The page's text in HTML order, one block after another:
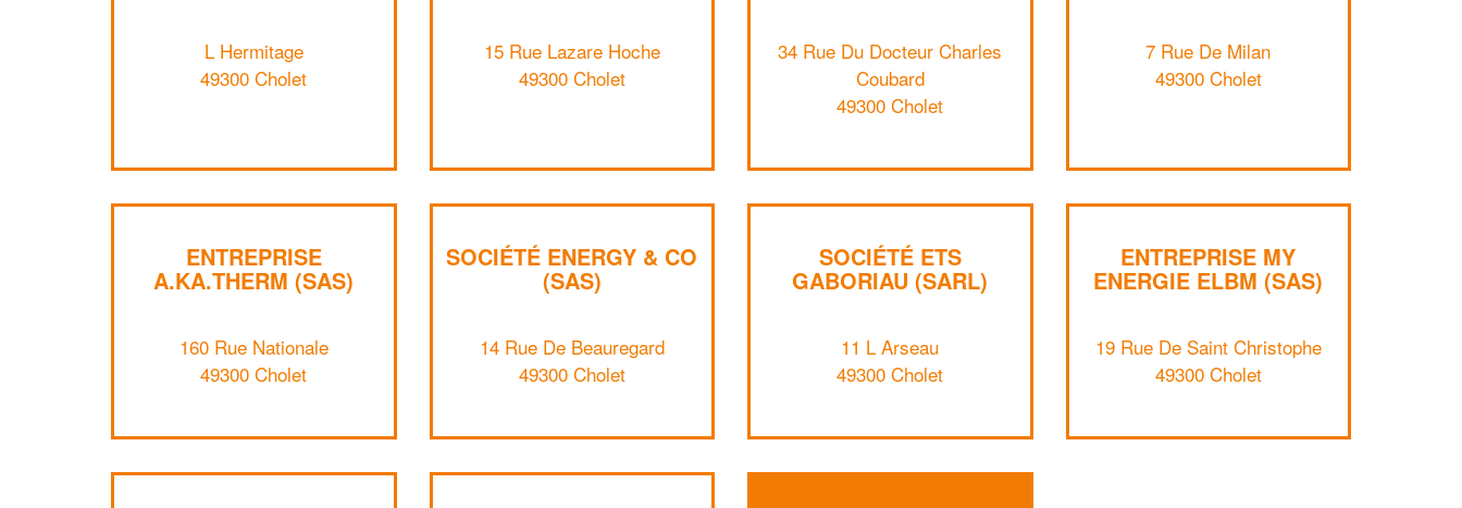
L Hermitage
49300 Cholet
15 Rue Lazare Hoche
49300 Cholet
34 Rue Du Docteur Charles
Coubard
49300 Cholet
7 Rue De Milan
49300 Cholet
ENTREPRISE
A.KA.THERM (SAS)
160 Rue Nationale
49300 Cholet
SOCIÉTÉ ENERGY & CO
(SAS)
14 Rue De Beauregard
49300 Cholet
SOCIÉTÉ ETS
GABORIAU (SARL)
11 L Arseau
49300 Cholet
ENTREPRISE MY
ENERGIE ELBM (SAS)
19 Rue De Saint Christophe
49300 Cholet
✕
Vous êtes un